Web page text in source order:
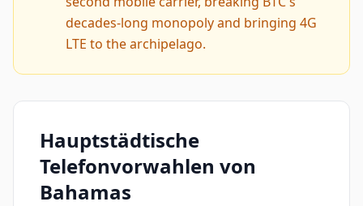
decades-long monopoly and bringing 4G
LTE to the archipelago.
Hauptstädtische
Telefonvorwahlen von
Bahamas